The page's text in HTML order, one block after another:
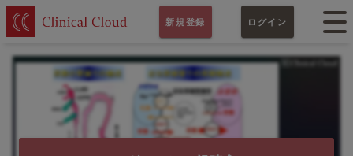
新規登録 ログイン